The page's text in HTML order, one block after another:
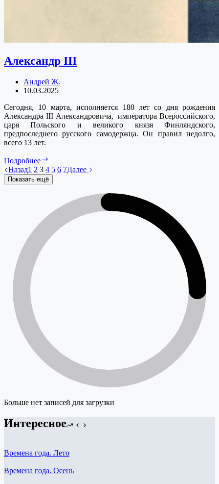
Александр III
Андрей Ж.
10.03.2025
Сегодня, 10 марта, исполняется 180 лет со дня рождения
Александра III Александровича, императора Всероссийского,
царя Польского и великого князя Финляндского,
предпоследнего русского самодержца. Он правил недолго,
всего 13 лет.
Подробнее
III
Назад1 2 3 4 5 6 7Далее
Показать ещё
Больше нет записей для загрузки
Интересное
Времена года. Лето
Времена года. Осень